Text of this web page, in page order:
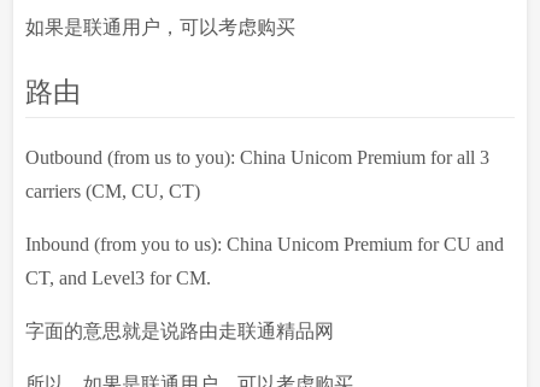
如果是联通用户，可以考虑购买
路由
Outbound (from us to you): China Unicom Premium for all 3
carriers (CM, CU, CT)
Inbound (from you to us): China Unicom Premium for CU and
CT, and Level3 for CM.
字面的意思就是说路由走联通精品网